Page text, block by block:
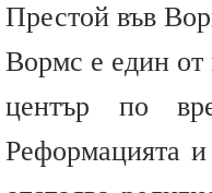
Престой във
Вормс е един от
център по
Реформацията